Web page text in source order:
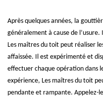
Après quelques années, la
généralement à cause de
Les maîtres du toit peut réaliser
affaissée. Il est expérimenté et
effectuer chaque opération dans
expérience, Les maîtres du toit
pendante et rampante. Appelez-